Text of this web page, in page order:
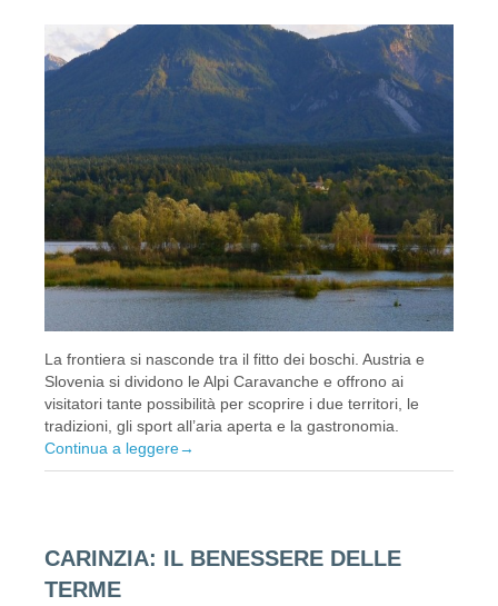
La frontiera si nasconde tra il fitto dei boschi. Austria e
Slovenia si dividono le Alpi Caravanche e offrono ai
visitatori tante possibilità per scoprire i due territori, le
tradizioni, gli sport all’aria aperta e la gastronomia.
Continua a leggere→
CARINZIA: IL BENESSERE DELLE
TERME